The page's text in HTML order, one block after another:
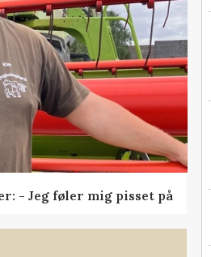
- Jeg føler mig pisset på